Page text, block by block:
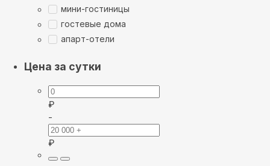
мини-гостиницы
гостевые дома
апарт-отели
Цена за сутки
₽
-
₽